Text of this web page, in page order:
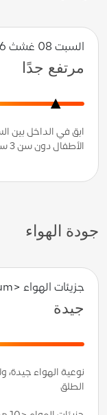
السبت 08 غشث 2026
مرتفع جدًا
الأطفال دون سن 3 سنوات. مؤشر الحماية الموصى به SPF 50
جودة الهواء
جزيئات الهواء <2.5µm
جيدة
نوعية الهواء جيدة،
الطلق